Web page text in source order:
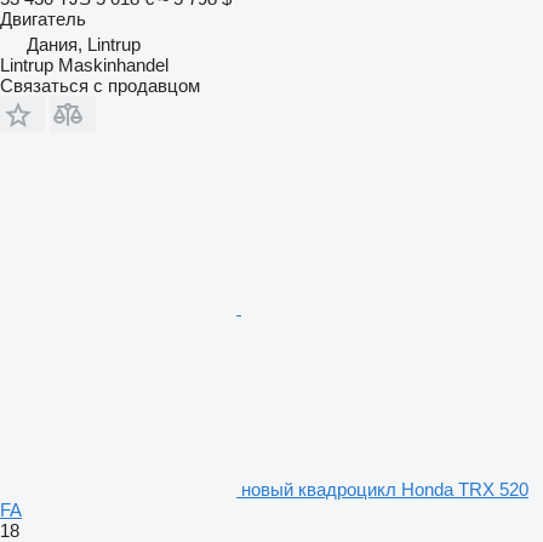
Двигатель
Дания, Lintrup
Lintrup Maskinhandel
Связаться с продавцом
новый квадроцикл Honda TRX 520
FA
18